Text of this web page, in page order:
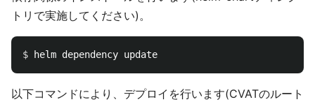
トリで実施してください)。
$
以下コマンドにより、デプロイを行います(CVATのルート